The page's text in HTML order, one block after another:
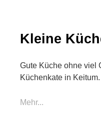
Kleine
Gute Küche ohne viel
Küchenkate in Keitum.
Mehr...